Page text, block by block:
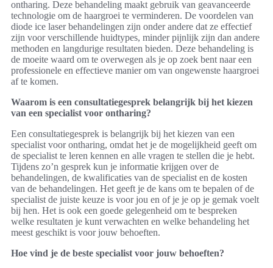
ontharing. Deze behandeling maakt gebruik van geavanceerde
technologie om de haargroei te verminderen. De voordelen van
diode ice laser behandelingen zijn onder andere dat ze effectief
zijn voor verschillende huidtypes, minder pijnlijk zijn dan andere
methoden en langdurige resultaten bieden. Deze behandeling is
de moeite waard om te overwegen als je op zoek bent naar een
professionele en effectieve manier om van ongewenste haargroei
af te komen.
Waarom is een consultatiegesprek belangrijk bij het kiezen
van een specialist voor ontharing?
Een consultatiegesprek is belangrijk bij het kiezen van een
specialist voor ontharing, omdat het je de mogelijkheid geeft om
de specialist te leren kennen en alle vragen te stellen die je hebt.
Tijdens zo’n gesprek kun je informatie krijgen over de
behandelingen, de kwalificaties van de specialist en de kosten
van de behandelingen. Het geeft je de kans om te bepalen of de
specialist de juiste keuze is voor jou en of je je op je gemak voelt
bij hen. Het is ook een goede gelegenheid om te bespreken
welke resultaten je kunt verwachten en welke behandeling het
meest geschikt is voor jouw behoeften.
Hoe vind je de beste specialist voor jouw behoeften?